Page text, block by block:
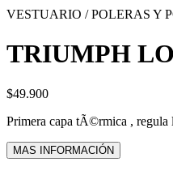
VESTUARIO / POLERAS Y
TRIUMPH
$49.900
Primera capa tÃ©rmica , regula
MAS INFORMACIÓN